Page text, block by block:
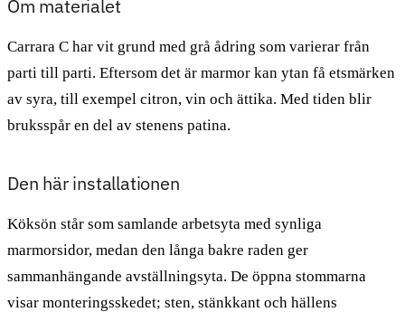
Om materialet
Carrara C har vit grund med grå ådring som varierar från
parti till parti. Eftersom det är marmor kan ytan få etsmärken
av syra, till exempel citron, vin och ättika. Med tiden blir
bruksspår en del av stenens patina.
Den här installationen
Köksön står som samlande arbetsyta med synliga
marmorsidor, medan den långa bakre raden ger
sammanhängande avställningsyta. De öppna stommarna
visar monteringsskedet; sten, stänkkant och hällens